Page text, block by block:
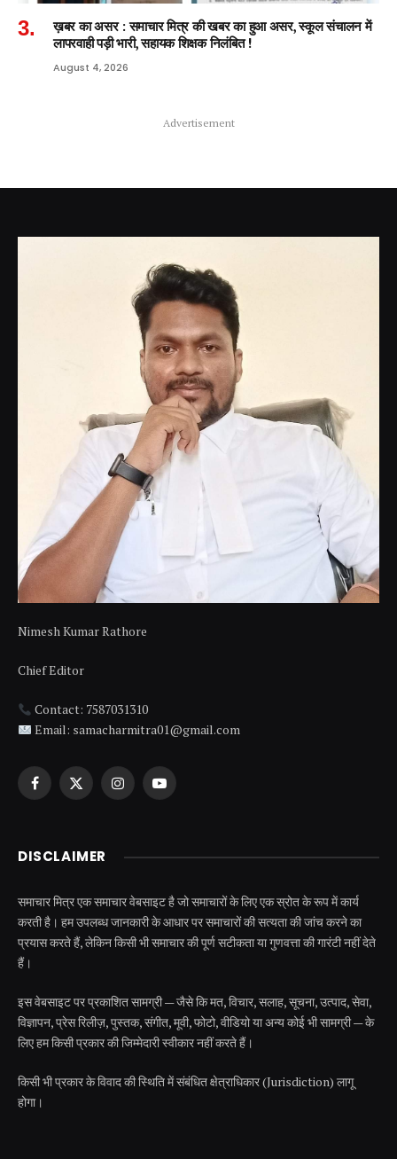
ख़बर का असर : समाचार मित्र की खबर का हुआ असर, स्कूल संचालन में
लापरवाही पड़ी भारी, सहायक शिक्षक निलंबित !
August 4, 2026
Advertisement
Nimesh Kumar Rathore
Chief Editor
Contact: 7587031310
Email: samacharmitra01@gmail.com
Facebook
X
InstagramYouTube
DISCLAIMER
समाचार मित्र एक समाचार वेबसाइट है जो समाचारों के लिए एक स्रोत के रूप में कार्य
करती है। हम उपलब्ध जानकारी के आधार पर समाचारों की सत्यता की जांच करने का
प्रयास करते हैं, लेकिन किसी भी समाचार की पूर्ण सटीकता या गुणवत्ता की गारंटी नहीं देते
हैं।
इस वेबसाइट पर प्रकाशित सामग्री — जैसे कि मत, विचार, सलाह, सूचना, उत्पाद, सेवा,
विज्ञापन, प्रेस रिलीज़, पुस्तक, संगीत, मूवी, फोटो, वीडियो या अन्य कोई भी सामग्री — के
लिए हम किसी प्रकार की जिम्मेदारी स्वीकार नहीं करते हैं।
किसी भी प्रकार के विवाद की स्थिति में संबंधित क्षेत्राधिकार (Jurisdiction) लागू
होगा।